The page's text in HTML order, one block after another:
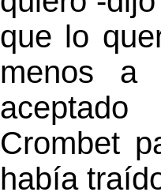
que lo
menos a
Crombet
había